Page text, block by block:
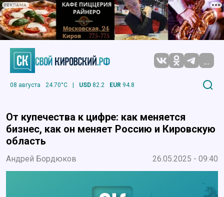
РЕКЛАМА
...
08 августа 24.70°C | USD 82.2 EUR 94.8
От купечества к цифре: как меняется
бизнес, как он меняет Россию и Кировскую
область
Андрей Бордюков 26.05.2025 - 09:40